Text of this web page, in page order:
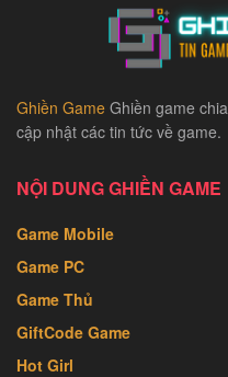
Ghiền Game Ghiền game
cập nhật các tin tức về game.
NỘI DUNG GHIỀN GAME
Game Mobile
Game PC
Game Thủ
GiftCode Game
Hot Girl